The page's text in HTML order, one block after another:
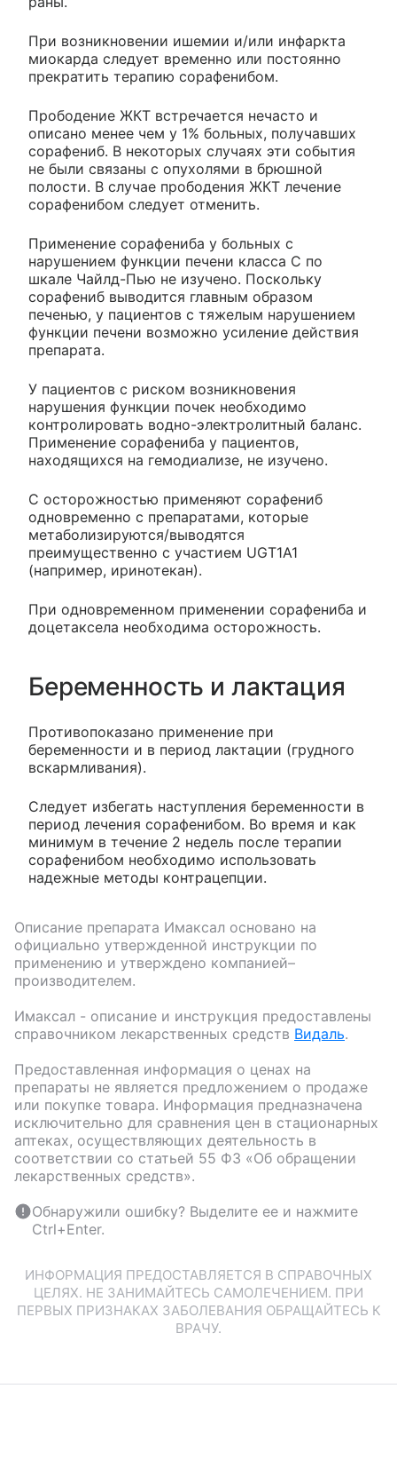
При возникновении ишемии и/или инфаркта
миокарда следует временно или постоянно
прекратить терапию сорафенибом.
Прободение ЖКТ встречается нечасто и
описано менее чем у 1% больных, получавших
сорафениб. В некоторых случаях эти события
не были связаны с опухолями в брюшной
полости. В случае прободения ЖКТ лечение
сорафенибом следует отменить.
Применение сорафениба у больных с
нарушением функции печени класса С по
шкале Чайлд-Пью не изучено. Поскольку
сорафениб выводится главным образом
печенью, у пациентов с тяжелым нарушением
функции печени возможно усиление действия
препарата.
У пациентов с риском возникновения
нарушения функции почек необходимо
контролировать водно-электролитный баланс.
Применение сорафениба у пациентов,
находящихся на гемодиализе, не изучено.
С осторожностью применяют сорафениб
одновременно с препаратами, которые
метаболизируются/выводятся
преимущественно с участием UGT1A1
(например, иринотекан).
При одновременном применении сорафениба и
доцетаксела необходима осторожность.
Беременность и лактация
Противопоказано применение при
беременности и в период лактации (грудного
вскармливания).
Следует избегать наступления беременности в
период лечения сорафенибом. Во время и как
минимум в течение 2 недель после терапии
сорафенибом необходимо использовать
надежные методы контрацепции.
Описание препарата Имаксал основано на
официально утвержденной инструкции по
применению и утверждено компанией–
производителем.
Имаксал - описание и инструкция предоставлены
справочником лекарственных средств Видаль.
Предоставленная информация о ценах на
препараты не является предложением о продаже
или покупке товара. Информация предназначена
исключительно для сравнения цен в стационарных
аптеках, осуществляющих деятельность в
соответствии со статьей 55 ФЗ «Об обращении
лекарственных средств».
Обнаружили ошибку? Выделите ее и нажмите
Ctrl+Enter.
ИНФОРМАЦИЯ ПРЕДОСТАВЛЯЕТСЯ В СПРАВОЧНЫХ
ЦЕЛЯХ. НЕ ЗАНИМАЙТЕСЬ САМОЛЕЧЕНИЕМ. ПРИ
ПЕРВЫХ ПРИЗНАКАХ ЗАБОЛЕВАНИЯ ОБРАЩАЙТЕСЬ К
ВРАЧУ.